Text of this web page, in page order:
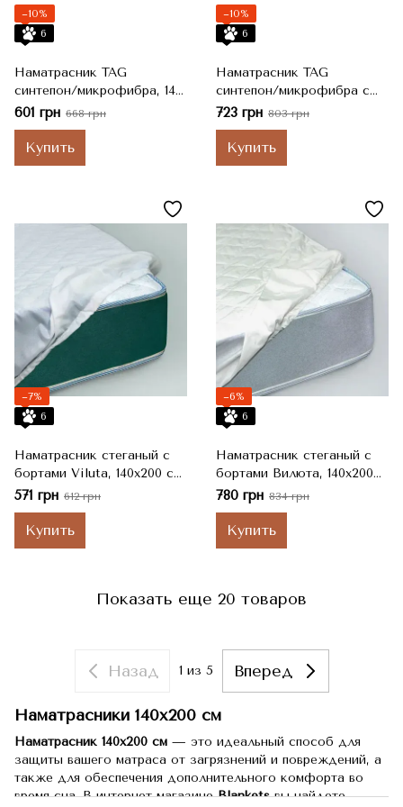
−10%
6
Наматрасник TAG
синтепон/микрофибра, 140
х 200 см
601 грн 668 грн
Купить
−10%
6
Наматрасник TAG
синтепон/микрофибра с
бортами, 140 х 200 см
723 грн 803 грн
Купить
−7%
6
Наматрасник стеганый с
бортами Viluta, 140x200 см,
h=25 см
571 грн 612 грн
Купить
−6%
6
Наматрасник стеганый с
бортами Вилюта, 140x200
см, h=25 см
780 грн 834 грн
Купить
Показать еще 20 товаров
Назад 1 из 5 Вперед
Наматрасники 140x200 см
Наматрасник 140x200 см — это идеальный способ для
защиты вашего матраса от загрязнений и повреждений, а
также для обеспечения дополнительного комфорта во
время сна. В интернет-магазинеBlanketsвы найдете